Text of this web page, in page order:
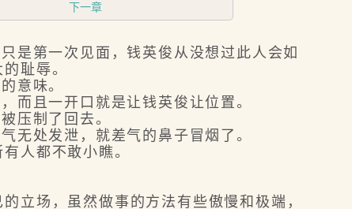
下一章
第一次见面，钱英俊从没想过此人会如
耻辱。
意味。
且一开口就是让钱英俊让位置。
压制了回去。
处发泄，就差气的鼻子冒烟了。
人都不敢小瞧。
场，虽然做事的方法有些傲慢和极端，